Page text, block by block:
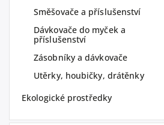
Směšovače a příslušenství
Dávkovače do myček a
příslušenství
Zásobníky a dávkovače
Utěrky, houbičky, drátěnky
Ekologické prostředky